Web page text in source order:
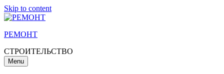
Skip to content
РЕМОНТ
СТРОИТЕЛЬСТВО
Menu